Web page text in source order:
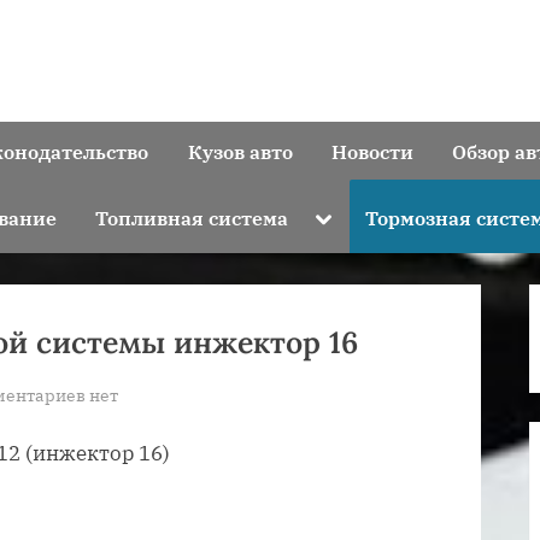
Кузов авто Новости Обзор
Топливная система Toggle
menu
Тормозная
системы инжектор 16
к
Ваз
нет
(инжектор 16)